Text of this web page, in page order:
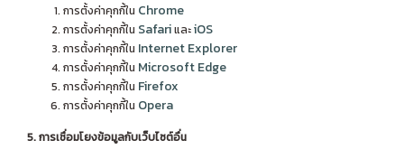
การตั้งค่าคุกกี้ใน Chrome
การตั้งค่าคุกกี้ใน SafariและiOS
การตั้งค่าคุกกี้ใน Internet Explorer
การตั้งค่าคุกกี้ใน Microsoft Edge
การตั้งค่าคุกกี้ใน Firefox
การตั้งค่าคุกกี้ใน Opera
5. การเชื่อมโยงข้อมูลกับเว็บไซต์อื่น